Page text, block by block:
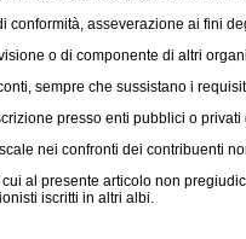
asseverazione ai fini
o di componente di altri
sempre che sussistano i
presso enti pubblici o
nei confronti dei contribuenti
al presente articolo non
iscritti in altri albi.